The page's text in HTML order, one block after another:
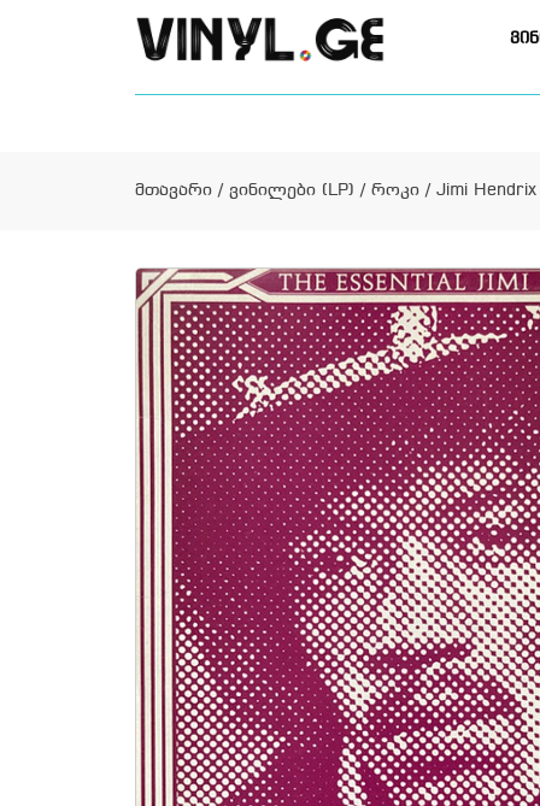
მთავარი / ვინილები (LP) / როკი / Jimi